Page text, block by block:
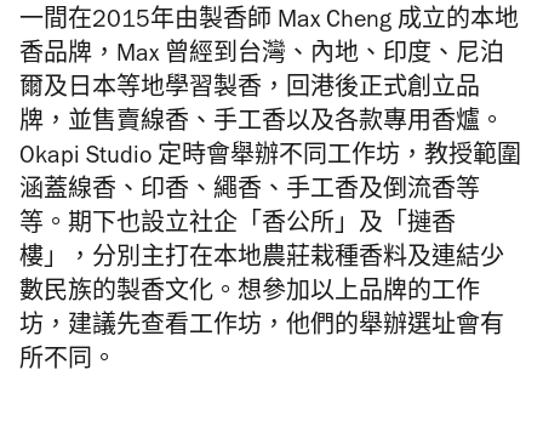
一間在2015年由製香師 Max Cheng 成立的本地
香品牌，Max 曾經到台灣、內地、印度、尼泊
爾及日本等地學習製香，回港後正式創立品
牌，並售賣線香、手工香以及各款專用香爐。
Okapi Studio 定時會舉辦不同工作坊，教授範圍
涵蓋線香、印香、繩香、手工香及倒流香等
等。期下也設立社企「香公所」及「摙香
樓」，分別主打在本地農莊栽種香料及連結少
數民族的製香文化。想參加以上品牌的工作
坊，建議先查看工作坊，他們的舉辦選址會有
所不同。